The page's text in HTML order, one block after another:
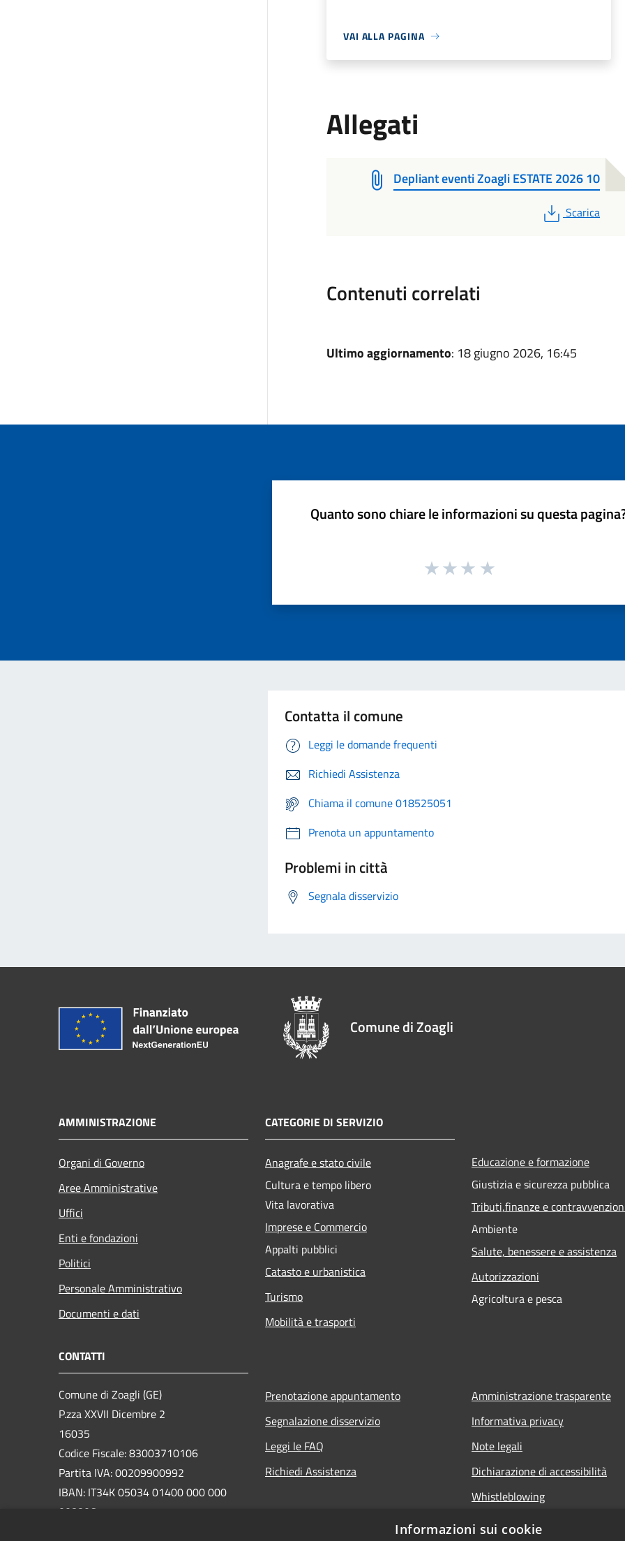
VAI ALLA PAGINA
Allegati
Depliant eventi Zoagli ESTATE 2026 10
PDF
Scarica
Contenuti correlati
Ultimo aggiornamento: 18 giugno 2026, 16:45
Quanto sono chiare le informazioni su questa
Contatta il comune
Leggi le domande frequenti
Richiedi Assistenza
Chiama il comune 018525051
Prenota un appuntamento
Problemi in città
Segnala disservizio
Comune di Zoagli
AMMINISTRAZIONE
Organi di Governo
Aree Amministrative
Uffici
Enti e fondazioni
Politici
Personale Amministrativo
Documenti e dati
CATEGORIE DI SERVIZIO
Anagrafe e stato civile
Cultura e tempo libero
Vita lavorativa
Imprese e Commercio
Appalti pubblici
Catasto e urbanistica
Turismo
Mobilità e trasporti
Educazione e formazione
Giustizia e sicurezza pubblica
Tributi,finanze e
Ambiente
Salute, benessere e assistenza
Autorizzazioni
Agricoltura e pesca
CONTATTI
Comune di Zoagli (GE)
P.zza XXVII Dicembre 2
16035
Codice Fiscale: 83003710106
Partita IVA: 00209900992
IBAN: IT34K 05034 01400 000 000
008806
Prenotazione appuntamento
Segnalazione disservizio
Leggi le FAQ
Richiedi Assistenza
Amministrazione trasparente
Informativa privacy
Note legali
Dichiarazione di accessibilità
Whistleblowing
Piano di miglioramento dei
Informazioni sui cookie